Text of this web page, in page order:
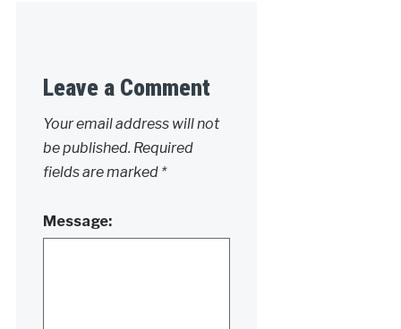
Leave a Comment
Your email address will not
be published. Required
fields are marked *
Message: